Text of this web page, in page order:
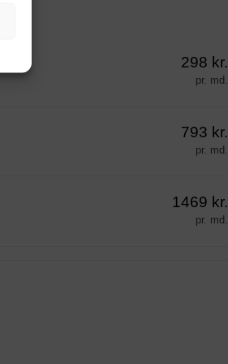
298 kr.
pr. md.
793 kr.
pr. md.
1469 kr.
pr. md.